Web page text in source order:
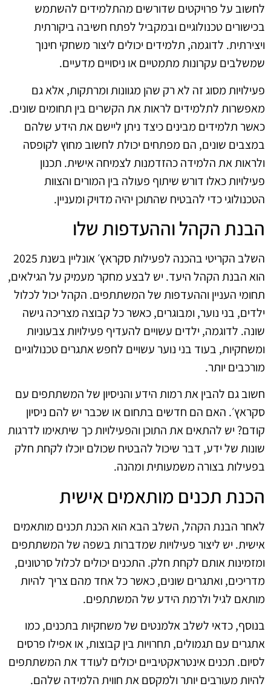
לחשוב על פרויקטים שדורשים מהתלמידים להשתמש
בכישורים טכנולוגיים ובמקביל לפתח חשיבה ביקורתית
ויצירתית. לדוגמה, תלמידים יכולים ליצור משחקי חינוך
שמשלבים עקרונות מתמטיים או ניסויים מדעיים.
פעילויות מסוג זה לא רק שהן מגוונות ומרתקות, אלא גם
מאפשרות לתלמידים לראות את הקשרים בין תחומים שונים.
כאשר תלמידים מבינים כיצד ניתן ליישם את הידע שלהם
במצבים שונים, הם מפתחים יכולת לחשוב מחוץ לקופסה
ולראות את הלמידה כהזדמנות לצמיחה אישית. תכנון
פעילויות כאלו דורש שיתוף פעולה בין המורים והצוות
הטכנולוגי כדי להבטיח שהתוכן יהיה מדויק ומעניין.
הבנת הקהל וההעדפות שלו
השלב הקריטי בהכנה לפעילות סקראץ׳ אונליין בשנת 2025
הוא הבנת הקהל היעד. יש לבצע מחקר מעמיק על הגילאים,
תחומי העניין וההעדפות של המשתתפים. הקהל יכול לכלול
ילדים, בני נוער, ומבוגרים, כאשר כל קבוצה מצריכה גישה
שונה. לדוגמה, ילדים עשויים להעדיף פעילויות צבעוניות
ומשחקיות, בעוד בני נוער עשויים לחפש אתגרים טכנולוגיים
מורכבים יותר.
חשוב גם להבין את רמות הידע והניסיון של המשתתפים עם
סקראץ׳. האם הם חדשים בתחום או שכבר יש להם ניסיון
קודם? יש להתאים את התוכן והפעילויות כך שיתאימו לדרגות
שונות של ידע, דבר שיכול להבטיח שכולם יוכלו לקחת חלק
בפעילות בצורה משמעותית ומהנה.
הכנת תכנים מותאמים אישית
לאחר הבנת הקהל, השלב הבא הוא הכנת תכנים מותאמים
אישית. יש ליצור פעילויות שמדברות בשפה של המשתתפים
ומזמינות אותם לקחת חלק. התכנים יכולים לכלול סרטונים,
מדריכים, ואתגרים שונים, כאשר כל אחד מהם צריך להיות
מותאם לגיל ולרמת הידע של המשתתפים.
בנוסף, כדאי לשלב אלמנטים של משחקיות בתכנים, כמו
אתגרים עם תגמולים, תחרויות בין קבוצות, או אפילו פרסים
לסיום. תכנים אינטראקטיביים יכולים לעודד את המשתתפים
להיות מעורבים יותר ולמקסם את חווית הלמידה שלהם.